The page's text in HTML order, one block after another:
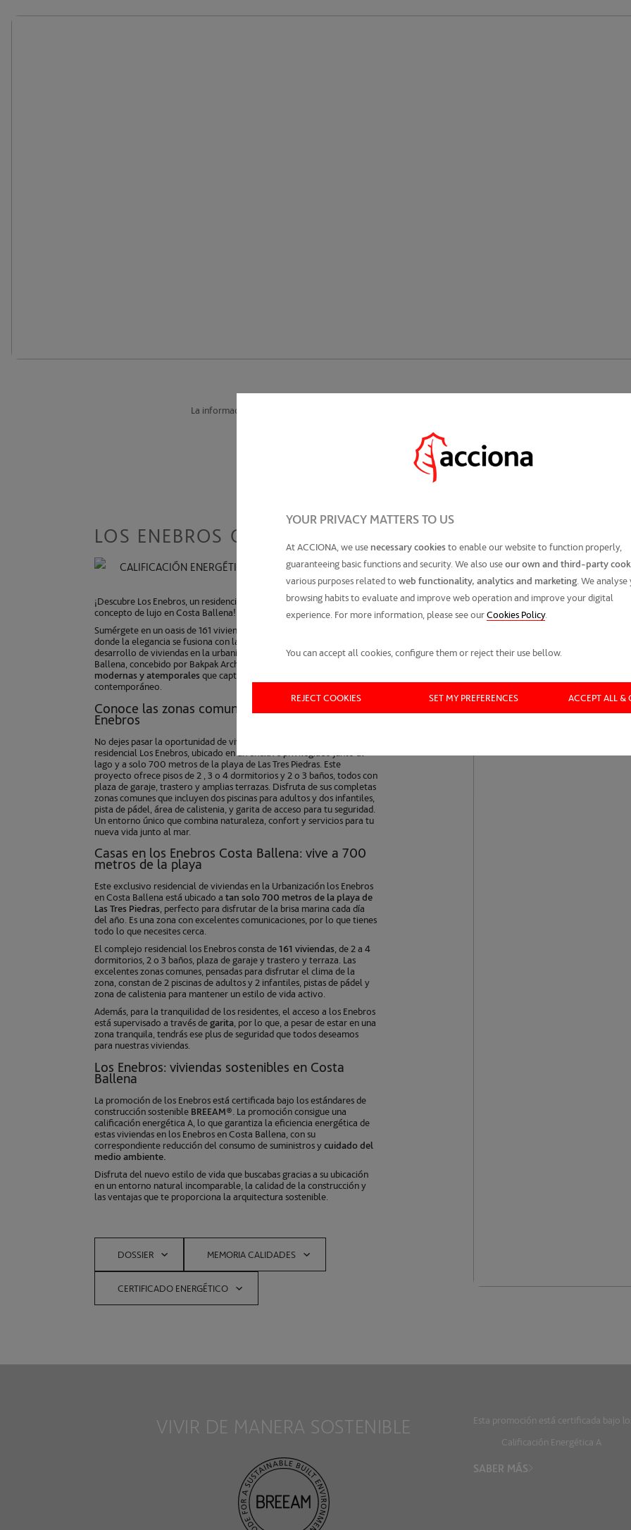
YOUR PRIVACY MATTERS TO US
At ACCIONA, we use necessary cookiesto enable our website to function properly,
guaranteeing basic functions and security. We also useour own and third-party
various purposes related to web functionality, analytics and marketing . We
browsing habits to evaluate and improve web operation and improve your digital
experience. For more information, please see ourCookies Policy.
You can accept all cookies, configure them or reject their use bellow.
REJECT COOKIES SET MY PREFERENCES ACCEPT ALL &
La información e imágenes contenidas en este documento tienen carácter orientativo y no contractual.
LOS ENEBROS CÁDIZ
CALIFICACIÓN ENERGÉTICA
¡Descubre Los Enebros, un residencial excepcional que redefine el
concepto de lujo en Costa Ballena!
Sumérgete en un oasis de 161 viviendas cuidadosamente diseñadas,
donde la elegancia se fusiona con la comodidad. Este exclusivo
desarrollode viviendas en la urbanización los Enebros en Costa
Ballena , concebido por Bakpak Architects, presenta
modernas y atemporales que capturan la esencia del lujo
contemporáneo.
Conoce las zonas comunes
Enebros
No dejes pasar la oportunidad de vivir en el exclusivo complejo
residencial Los Enebros, ubicado en un enclave privilegiado junto al
lago y a solo 700 metros de la playa de Las Tres Piedras. Este
proyecto ofrece pisos de 2 , 3 o 4 dormitorios y 2 o 3 baños, todos con
plaza de garaje, trastero y amplias terrazas. Disfruta de sus completas
zonas comunes que incluyen dos piscinas para adultos y dos infantiles,
pista de pádel, área de calistenia, y garita de acceso para tu seguridad.
Un entorno único que combina naturaleza, confort y servicios para tu
nueva vida junto al mar.
Casas en los Enebros Costa Ballena: vive a 700
metros de la playa
Este exclusivo residencial deviviendas en la Urbanización los Enebros
en Costa Ballena está ubicado atan solo 700 metros de la playa de
Las Tres Piedras , perfecto para disfrutar de la brisa marina cada día
del año. Es una zona con excelentes comunicaciones, por lo que tienes
todo lo que necesites cerca.
Elcomplejo residencial los Enebrosconsta de161 viviendas , de 2 a 4
dormitorios, 2 o 3 baños, plaza de garaje y trastero y terraza. Las
excelentes zonas comunes, pensadas para disfrutar el clima de la
zona, constan de 2 piscinas de adultos y 2 infantiles, pistas de pádel y
zona de calistenia para mantener un estilo de vida activo.
Además, para la tranquilidad de los residentes, el acceso a los Enebros
está supervisado a través degarita , por lo que, a pesar de estar en una
zona tranquila, tendrás ese plus de seguridad que todos deseamos
para nuestras viviendas.
Los Enebros: viviendas sostenibles en Costa
Ballena
La promoción de los Enebros está certificada bajo los estándares de
construcción sostenible BREEAM®. La promoción consigue una
calificación energética A, lo que garantiza la eficiencia energética de
estasviviendas en los Enebros en Costa Ballena , con su
correspondiente reducción del consumo de suministros ycuidado del
medio ambiente.
Disfruta del nuevo estilo de vida que buscabas gracias a su ubicación
en un entorno natural incomparable, la calidad de la construcción y
las ventajas que te proporciona la arquitectura sostenible.
DOSSIER MEMORIA CALIDADES
CERTIFICADO ENERGÉTICO
VIVIR DE MANERA SOSTENIBLE Esta promoción está certificada bajo
Calificación Energética A
SABER MÁS